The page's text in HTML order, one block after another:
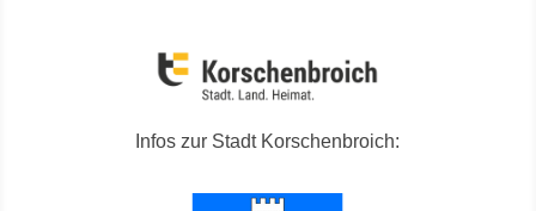
Infos zur Stadt Korschenbroich: